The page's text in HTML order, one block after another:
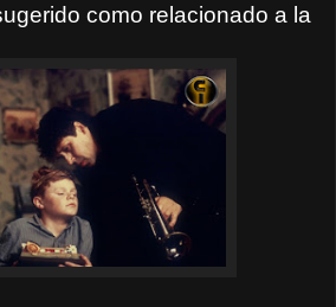
como relacionado a la